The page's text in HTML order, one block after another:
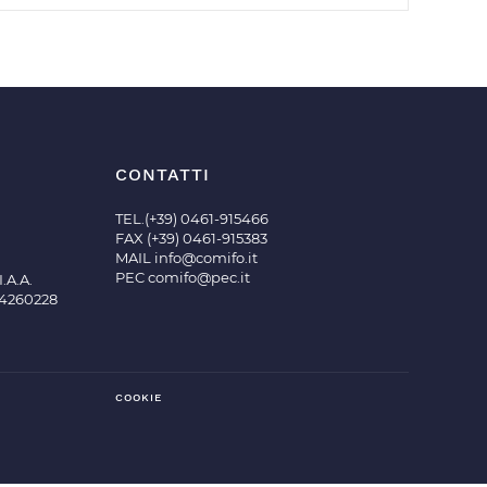
CONTATTI
TEL.(+39) 0461-915466
FAX (+39) 0461-915383
MAIL info@comifo.it
PECcomifo@pec.it
COOKIE